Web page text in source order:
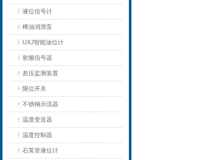
液位信号计
稀油润滑泵
UXJ智能油位计
射频信号器
差压监测装置
限位开关
不锈钢示流器
温度变送器
温度控制器
石英管液位计